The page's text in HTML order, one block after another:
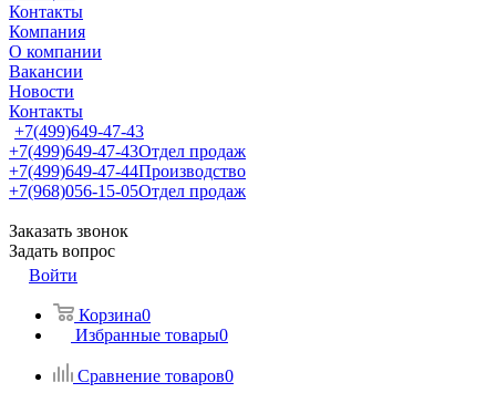
Контакты
Компания
О компании
Вакансии
Новости
Контакты
+7(499)649-47-43
+7(499)649-47-43Отдел продаж
+7(499)649-47-44Производство
+7(968)056-15-05Отдел продаж
Заказать звонок
Задать вопрос
Войти
Корзина0
Избранные товары0
Сравнение товаров0